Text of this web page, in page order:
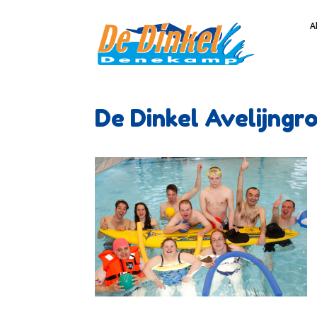
De Dinkel